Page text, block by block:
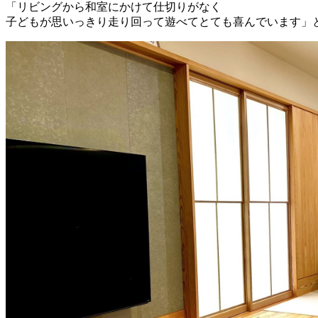
「リビングから和室にかけて仕切りがなく
子どもが思いっきり走り回って遊べてとても喜んでいます」